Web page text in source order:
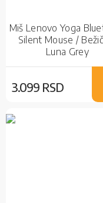
Miš Lenovo Yoga
Silent Mouse /
Luna Grey
3.099 RSD